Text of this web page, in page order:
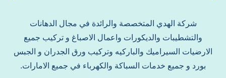
شركة الهدي المتخصصة والرائدة في مجال الدهانات
والتشطيبات والديكورات واعمال الاصباغ و تركيب جميع
الارضيات السيراميك والباركيه وتركيب ورق الجدران و الجبس
بورد و جميع خدمات السباكة والكهرباء في جميع الامارات.